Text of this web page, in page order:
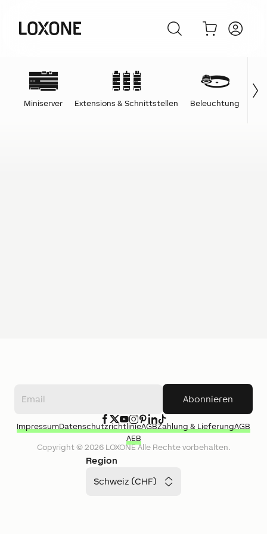
Miniserver Extensions & Schnittstellen Beleuchtung
Abonnieren
Region
Schweiz (CHF)
Copyright © 2026LOXONEAlle Rechte vorbehalten.
ImpressumDatenschutzrichtlinieAGBZahlung & LieferungAGB
AEB